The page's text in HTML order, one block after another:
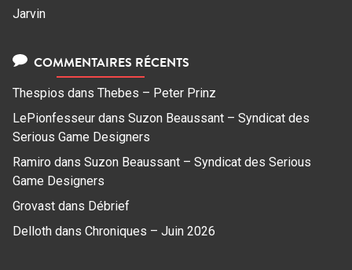
Jarvin
COMMENTAIRES RÉCENTS
Thespios dans Thebes – Peter Prinz
LePionfesseur dans Suzon Beaussant – Syndicat des
Serious Game Designers
Ramiro dans Suzon Beaussant – Syndicat des Serious
Game Designers
Grovast dans Débrief
Delloth dans Chroniques – Juin 2026